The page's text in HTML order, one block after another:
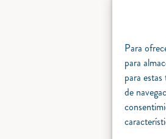
Para
para
para
de